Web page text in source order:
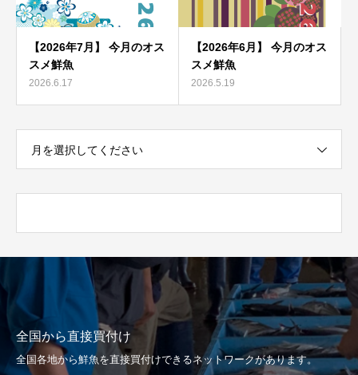
【2026年7月】 今月のオス
スメ鮮魚
2026.6.17
【2026年6月】 今月のオス
スメ鮮魚
2026.5.19
月を選択してください
全国から直接買付け
全国各地から鮮魚を直接買付けできるネットワークがあります。